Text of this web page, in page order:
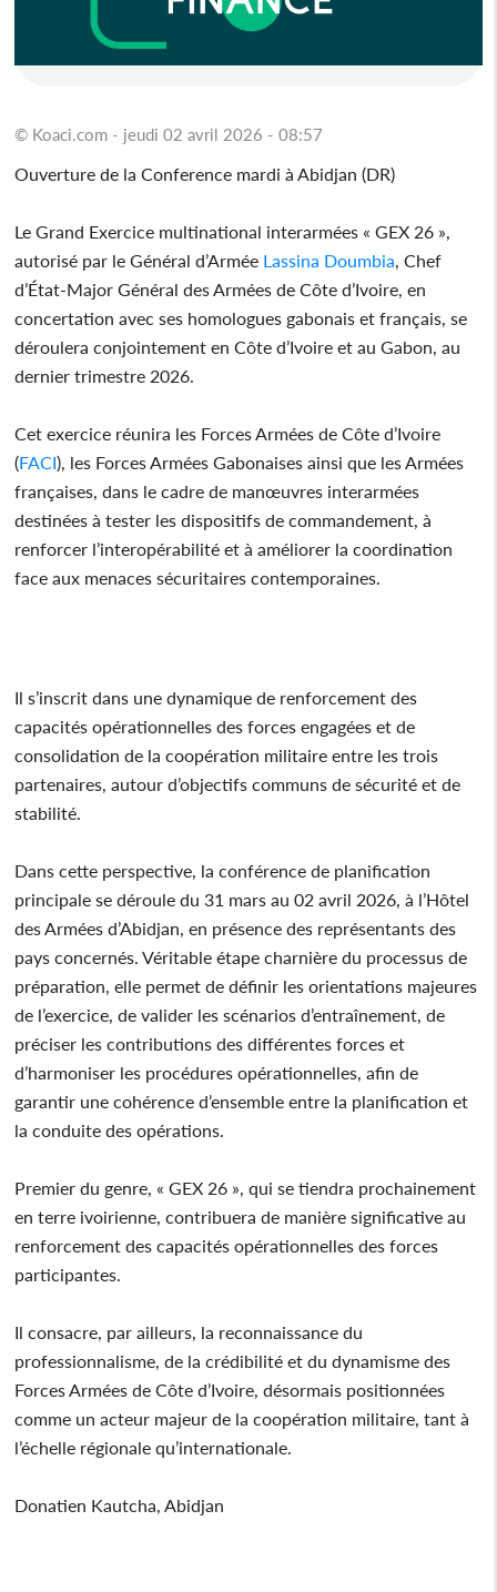
© Koaci.com - jeudi 02 avril 2026 - 08:57
Ouverture de la Conference mardi à Abidjan (DR)
Le Grand Exercice multinational interarmées « GEX 26 »,
autorisé par le Général d’Armée Lassina Doumbia , Chef
d’État-Major Général des Armées de Côte d’Ivoire, en
concertation avec ses homologues gabonais et français, se
déroulera conjointement en Côte d’Ivoire et au Gabon, au
dernier trimestre 2026.
Cet exercice réunira les Forces Armées de Côte d’Ivoire
(FACI), les Forces Armées Gabonaises ainsi que les Armées
françaises, dans le cadre de manœuvres interarmées
destinées à tester les dispositifs de commandement, à
renforcer l’interopérabilité et à améliorer la coordination
face aux menaces sécuritaires contemporaines.
Il s’inscrit dans une dynamique de renforcement des
capacités opérationnelles des forces engagées et de
consolidation de la coopération militaire entre les trois
partenaires, autour d’objectifs communs de sécurité et de
stabilité.
Dans cette perspective, la conférence de planification
principale se déroule du 31 mars au 02 avril 2026, à l’Hôtel
des Armées d’Abidjan, en présence des représentants des
pays concernés. Véritable étape charnière du processus de
préparation, elle permet de définir les orientations majeures
de l’exercice, de valider les scénarios d’entraînement, de
préciser les contributions des différentes forces et
d’harmoniser les procédures opérationnelles, afin de
garantir une cohérence d’ensemble entre la planification et
la conduite des opérations.
Premier du genre, « GEX 26 », qui se tiendra prochainement
en terre ivoirienne, contribuera de manière significative au
renforcement des capacités opérationnelles des forces
participantes.
Il consacre, par ailleurs, la reconnaissance du
professionnalisme, de la crédibilité et du dynamisme des
Forces Armées de Côte d’Ivoire, désormais positionnées
comme un acteur majeur de la coopération militaire, tant à
l’échelle régionale qu’internationale.
Donatien Kautcha, Abidjan